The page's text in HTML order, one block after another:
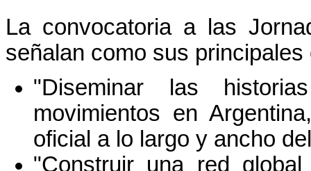
La convocatoria a las
señalan como sus principales
"Diseminar las
movimientos en
oficial a lo largo y ancho
"Construir una red